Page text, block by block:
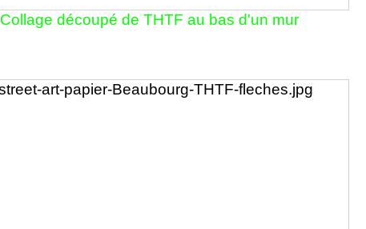
Collage découpé de THTF au bas d'un mur